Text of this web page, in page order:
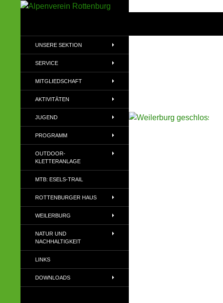
Alpenvereins (DAV) e.V
UNSERE SEKTION
SERVICE
MITGLIEDSCHAFT
AKTIVITÄTEN
JUGEND
PROGRAMM
OUTDOOR-
KLETTERANLAGE
MTB: ESELS-TRAIL
ROTTENBURGER HAUS
WEILERBURG
NATUR UND
NACHHALTIGKEIT
LINKS
DOWNLOADS